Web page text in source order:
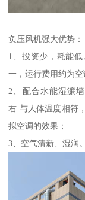
负压风机强大优势：
1、投资少，耗能
一，运行费用约为空
2、配合水能湿濂
右 与人体温度相符
拟空调的效果；
3、空气清新、湿润